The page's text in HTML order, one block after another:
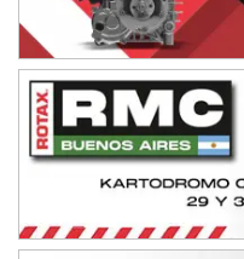
Humboldt (Santa Fe)
NORESTE SANTAFESINO - F6
Ciudad de Avellaneda (Asfalto)
Avellaneda (Santa Fe)
SUR SANTAFESINO - F4
José Samuel Sánchez (Tierra)
TUCUMANO - F5